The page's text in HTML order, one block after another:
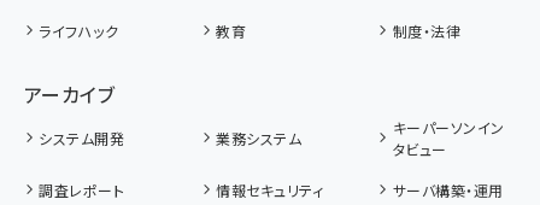
ライフハック
教育 制度・法律
アーカイブ
システム開発 業務システム
キーパーソンイン
タビュー
調査レポート
情報セキュリティ
サーバ構築・運用